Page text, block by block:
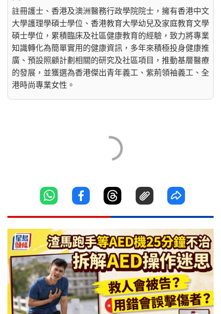
註冊護士、香港及澳洲醫務行政學院院士，擁有香港中文
大學護理學碩士學位、香港教育大學幼兒及家庭教育文學
碩士學位，累積臨床及社區健康教育的經驗，致力將專業
知識轉化為簡單實用的健康資訊，多年來積極投身健康推
廣、預設照顧計劃相關的研究及社區項目，推動基層醫療
的發展，並獲選為香港傑出青年義工、紫荊領袖義工、全
港時尚專業女性。